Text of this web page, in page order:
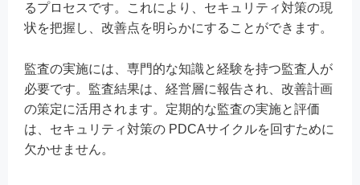
るプロセスです。これにより、セキュリティ対策の現
状を把握し、改善点を明らかにすることができます。
監査の実施には、専門的な知識と経験を持つ監査人が
必要です。監査結果は、経営層に報告され、改善計画
の策定に活用されます。定期的な監査の実施と評価
は、セキュリティ対策の PDCAサイクルを回すために
欠かせません。